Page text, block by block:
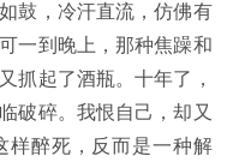
鼓，冷汗直流，仿佛有
一到晚上，那种焦躁和
抓起了酒瓶。十年了，
破碎。我恨自己，却又
样醉死，反而是一种解